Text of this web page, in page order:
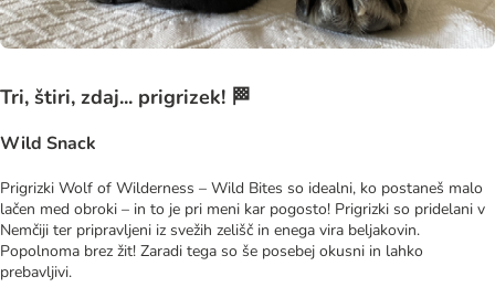
Tri, štiri, zdaj... prigrizek! 🏁
Wild Snack
Prigrizki Wolf of Wilderness – Wild Bites so idealni, ko postaneš malo
lačen med obroki – in to je pri meni kar pogosto! Prigrizki so pridelani v
Nemčiji ter pripravljeni iz svežih zelišč in enega vira beljakovin.
Popolnoma brez žit! Zaradi tega so še posebej okusni in lahko
prebavljivi.